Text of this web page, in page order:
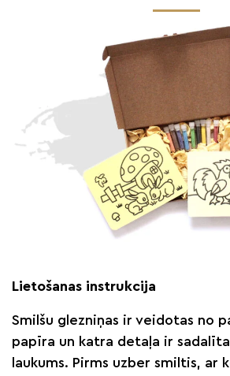
Lietošanas instrukcija
Smilšu glezniņas ir veidotas no
papīra un katra detaļa ir
laukums. Pirms uzber smiltis, ar